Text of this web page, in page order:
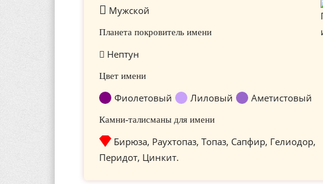
Мужской
Планета покровитель имени
Нептун
Цвет имени
Фиолетовый Лиловый Аметистовый
Камни-талисманы для имени
Бирюза, Раухтопаз, Топаз, Сапфир, Гелиодор,
Перидот, Цинкит.